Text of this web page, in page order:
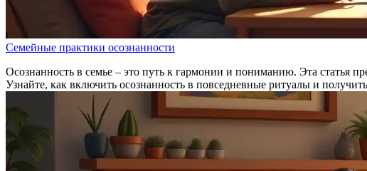
Семейные практики осознанности
Осознанность в семье – это путь к гармонии и пониманию. Эта статья
Узнайте, как включить осознанность в повседневные ритуалы и